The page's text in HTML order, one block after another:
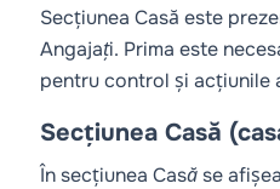
Secțiunea Casă este
Angajați. Prima este
pentru control și acțiunile
Secțiunea Casă
În secțiunea Casă se